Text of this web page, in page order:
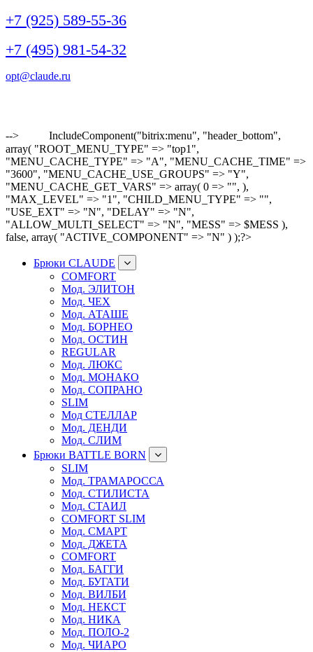
+7 (925) 589-55-36
+7 (495) 981-54-32
opt@claude.ru
-->
IncludeComponent("bitrix:menu", "header_bottom",
array( "ROOT_MENU_TYPE" => "top1",
"MENU_CACHE_TYPE" => "A", "MENU_CACHE_TIME" =>
"3600", "MENU_CACHE_USE_GROUPS" => "Y",
"MENU_CACHE_GET_VARS" => array( 0 => "", ),
"MAX_LEVEL" => "1", "CHILD_MENU_TYPE" => "",
"USE_EXT" => "N", "DELAY" => "N",
"ALLOW_MULTI_SELECT" => "N", "MESS" => $MESS ),
false, array( "ACTIVE_COMPONENT" => "N" ) );?>
Брюки CLAUDE
COMFORT
Мод. ЭЛИТОН
Мод. ЧЕХ
Мод. АТАШЕ
Мод. БОРНЕО
Мод. ОСТИН
REGULAR
Мод. ЛЮКС
Мод. МОНАКО
Мод. СОПРАНО
SLIM
Мод СТЕЛЛАР
Мод. ДЕНДИ
Мод. СЛИМ
Брюки BATTLE BORN
SLIM
Мод. ТРАМАРОССА
Мод. СТИЛИСТА
Мод. СТАИЛ
COMFORT SLIM
Мод. СМАРТ
Мод. ДЖЕТА
COMFORT
Мод. БАГГИ
Мод. БУГАТИ
Мод. ВИЛБИ
Мод. НЕКСТ
Мод. НИКА
Мод. ПОЛО-2
Мод. ЧИАРО